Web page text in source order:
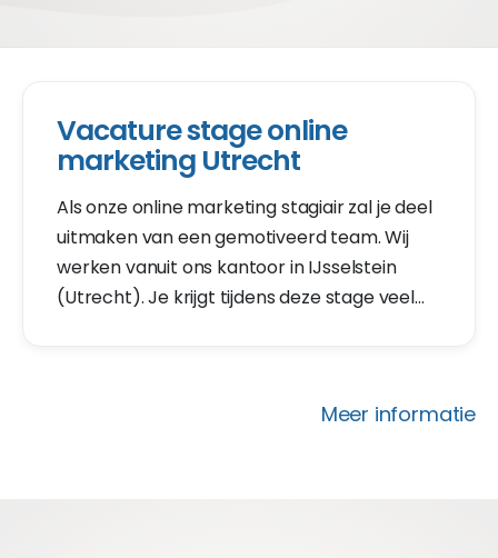
Vacature stage online
marketing Utrecht
Als onze online marketing stagiair zal je deel
uitmaken van een gemotiveerd team. Wij
werken vanuit ons kantoor in IJsselstein
(Utrecht). Je krijgt tijdens deze stage veel
Meer informatie